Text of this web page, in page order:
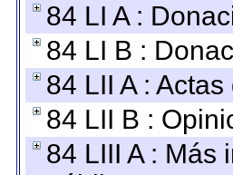
84 LI A :
84 LI B :
84 LII A :
84 LII B :
84 LIII A : Más